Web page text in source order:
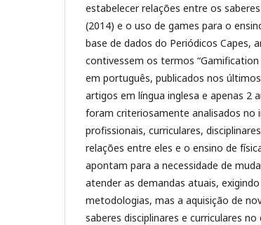
estabelecer relações entre os
(2014) e o uso de games para o
base de dados do Periódicos Capes,
contivessem os termos “Gamification
em português, publicados nos
artigos em língua inglesa e apenas 2
foram criteriosamente analisados no
profissionais, curriculares,
relações entre eles e o ensino de
apontam para a necessidade de
atender as demandas atuais,
metodologias, mas a aquisição de
saberes disciplinares e curriculares